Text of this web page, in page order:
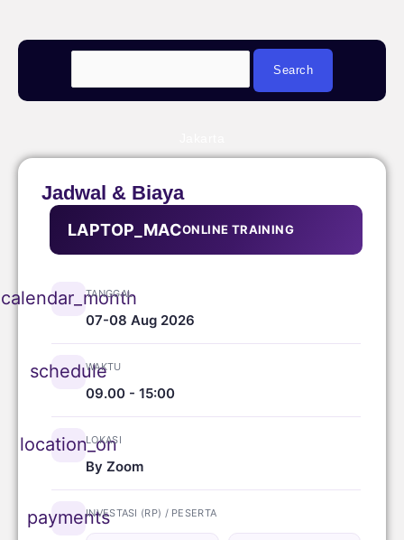
Jadwal & Biaya
LAPTOP_MACONLINE TRAINING
calendar_month
TANGGAL
07-08 Aug 2026
schedule
WAKTU
09.00 - 15:00
location_on
LOKASI
By Zoom
paymentsINVESTASI (RP) / PESERTA